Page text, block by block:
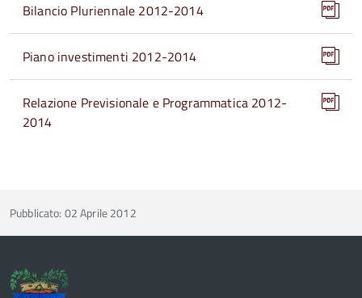
Bilancio Pluriennale 2012-2014
Piano investimenti 2012-2014
Relazione Previsionale e Programmatica 2012-
2014
Pubblicato: 02 Aprile 2012